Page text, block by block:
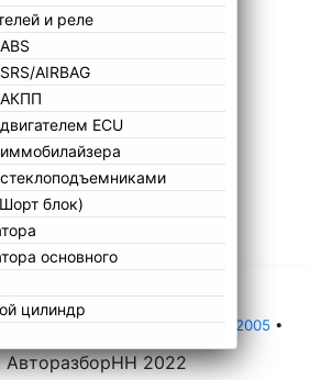
и реле
AIRBAG
АКПП
ECU
блок)
основного
цилиндр
•Volkswagen•Lupo•1998-2005•
2022